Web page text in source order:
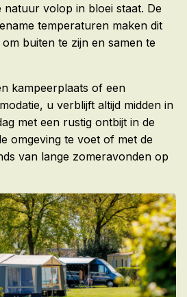
volop in bloei staat. De
temperaturen maken dit
buiten te zijn en samen te
kampeerplaats of een
u verblijft altijd midden in
met een rustig ontbijt in de
omgeving te voet of met de
van lange zomeravonden op